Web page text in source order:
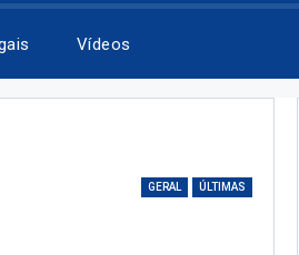
Vídeos
GERAL ÚLTIMAS